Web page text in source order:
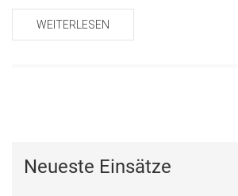
WEITERLESEN
Neueste Einsätze